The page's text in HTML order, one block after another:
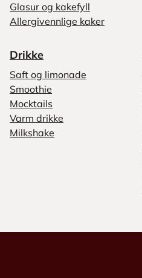
Glasur og kakefyll
Allergivennlige kaker
Drikke
Saft og limonade
Smoothie
Mocktails
Varm drikke
Milkshake